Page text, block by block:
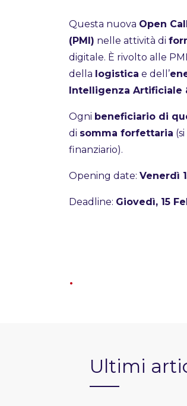
Questa nuova Open
(PMI) nelle attività di
digitale. È rivolto alle
della logistica e dell’
Intelligenza Artificiale
Ogni beneficiario di
di somma forfettaria
finanziario).
Opening date: Venerdì
Deadline: Giovedì, 15
Ultimi